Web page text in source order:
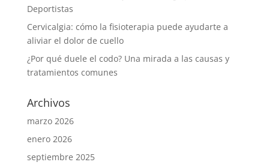
Deportistas
Cervicalgia: cómo la fisioterapia puede ayudarte a
aliviar el dolor de cuello
¿Por qué duele el codo? Una mirada a las causas y
tratamientos comunes
Archivos
marzo 2026
enero 2026
septiembre 2025